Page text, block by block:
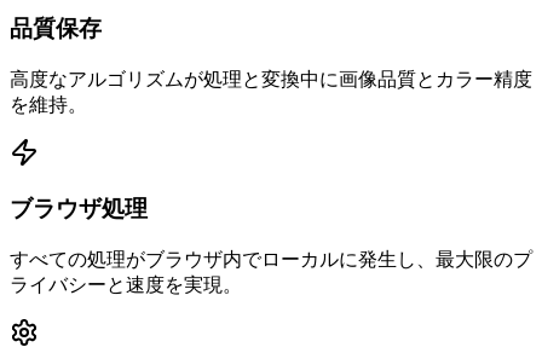
品質保存
高度なアルゴリズムが処理と変換中に画像品質とカラー精度
を維持。
ブラウザ処理
すべての処理がブラウザ内でローカルに発生し、最大限のプ
ライバシーと速度を実現。